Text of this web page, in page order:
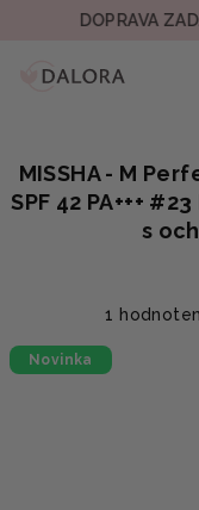
DOPRAVA ZADARMO
MISSHA - M
SPF 42 PA+++
s
Priemerné
1
Novinka